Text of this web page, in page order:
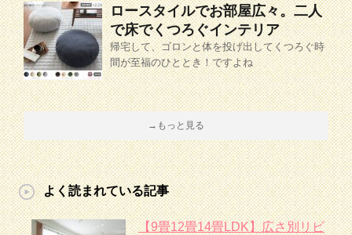
ロースタイルでお部屋広々。二人
で床でくつろぐインテリア
帰宅して、ゴロンと体を投げ出してくつろぐ時
間が至福のひととき！ですよね
→もっと見る
よく読まれている記事
【9畳12畳14畳LDK】広さ別リビ